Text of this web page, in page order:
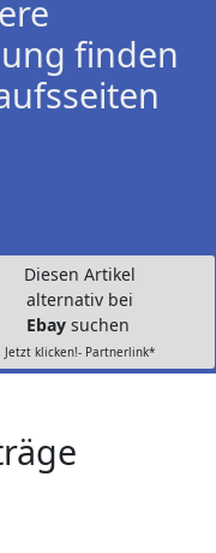
finden
Diesen Artikel
alternativ bei
Ebay suchen
Jetzt klicken!- Partnerlink*